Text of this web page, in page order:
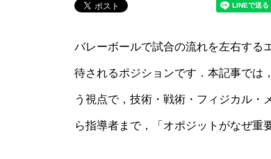
バレーボールで試合の流れを左右する
待されるポジションです．本記事では
う視点で，技術・戦術・フィジカル
ら指導者まで，「オポジットがなぜ重